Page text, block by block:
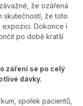
že ozářená
skutečností, že toto
Dokonce i
po době kratší
záření se po celý
dávky.
spolek pacientů,